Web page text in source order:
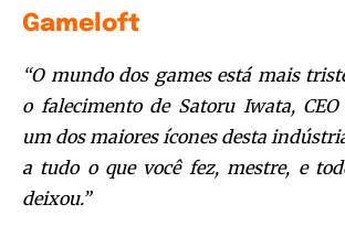
Gameloft
“O mundo dos games está mais
o falecimento de Satoru Iwata,
um dos maiores ícones desta
a tudo o que você fez, mestre, e
deixou.”